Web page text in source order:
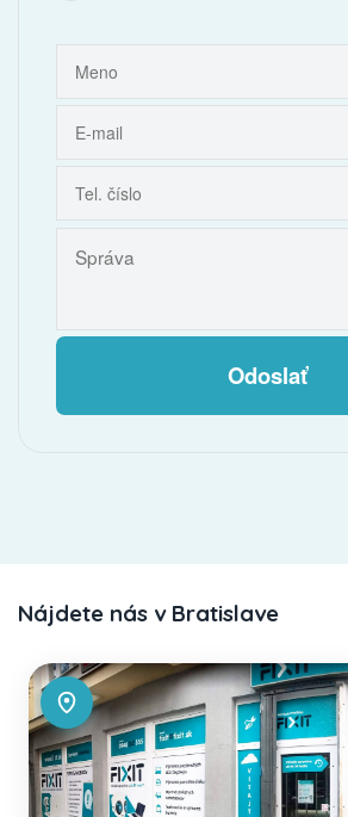
Odoslať
Nájdete nás v Bratislave